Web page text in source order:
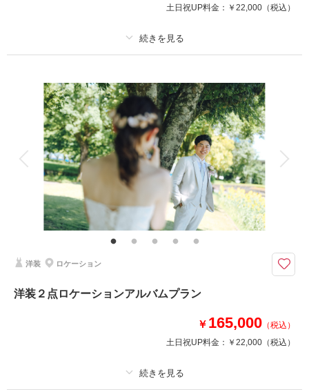
撮影日の空き
を確認する
土日祝UP料金： ￥22,000 （税込）
撮影料 新婦衣装1着 新郎衣装1着
着付け ヘアメイク 小物一式
アルバム 10 P データ 50 カット 台紙付写真
衣装追加 会食 挙式
家族と撮影 家族用衣装レンタル ペットと撮影
洋装新郎1点、新婦１点を選べる10ページアルバムプラン データ50カット
ロケーション撮影をゆっくりされたいお二人におすすめのプランです。
季節に合わせたロケーション場所などお二人のご希望の場所にて撮影いたし
ウェディング・カクテルから選べます。
を確認する
洋装 ロケーション
洋装２点ロケーションアルバムプラン
￥ 165,000 （税込）
土日祝UP料金： ￥22,000 （税込）